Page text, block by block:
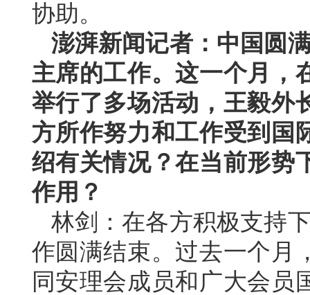
协助。
澎湃新闻记者：中国圆
主席的工作。这一个月，
举行了多场活动，王毅外
方所作努力和工作受到国
绍有关情况？在当前形势
作用？
林剑：在各方积极支持
作圆满结束。过去一个月
同安理会成员和广大会员